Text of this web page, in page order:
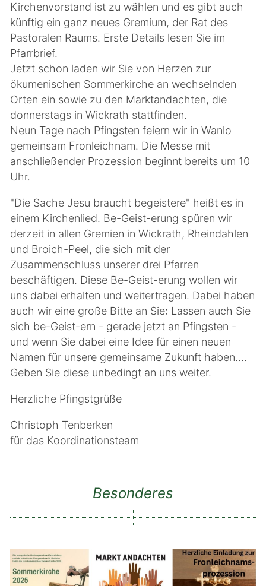
Kirchenvorstand ist zu wählen und es gibt auch
künftig ein ganz neues Gremium, der Rat des
Pastoralen Raums. Erste Details lesen Sie im
Pfarrbrief.
Jetzt schon laden wir Sie von Herzen zur
ökumenischen Sommerkirche an wechselnden
Orten ein sowie zu den Marktandachten, die
donnerstags in Wickrath stattfinden.
Neun Tage nach Pfingsten feiern wir in Wanlo
gemeinsam Fronleichnam. Die Messe mit
anschließender Prozession beginnt bereits um 10
Uhr.
"Die Sache Jesu braucht begeistere" heißt es in
einem Kirchenlied. Be-Geist-erung spüren wir
derzeit in allen Gremien in Wickrath, Rheindahlen
und Broich-Peel, die sich mit der
Zusammenschluss unserer drei Pfarren
beschäftigen. Diese Be-Geist-erung wollen wir
uns dabei erhalten und weitertragen. Dabei haben
auch wir eine große Bitte an Sie: Lassen auch Sie
sich be-Geist-ern - gerade jetzt an Pfingsten -
und wenn Sie dabei eine Idee für einen neuen
Namen für unsere gemeinsame Zukunft haben....
Geben Sie diese unbedingt an uns weiter.
Herzliche Pfingstgrüße
Christoph Tenberken
für das Koordinationsteam
Besonderes